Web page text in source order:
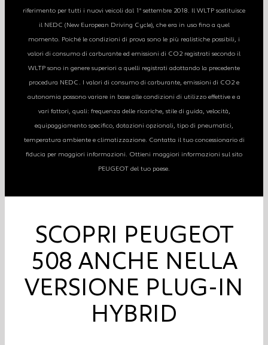
riferimento per tutti i nuovi veicoli dal 1° settembre 2018. Il WLTP sostituisce
il NEDC (New European Driving Cycle), che era in uso fino a quel
momento. Poiché le condizioni di prova sono le più realistiche possibili, i
valori di consumo di carburante ed emissioni di CO2 registrati secondo il
WLTP sono in genere superiori a quelli registrati adottando la precedente
procedura NEDC. I valori di consumo di carburante, emissioni di CO2 e
autonomia possono variare in base alle condizioni di utilizzo effettive e a
vari fattori, quali: frequenza delle ricariche, stile di guida, velocità,
equipaggiamento specifico, dotazioni opzionali, tipo di pneumatici,
temperatura ambiente e climatizzazione. Contatta il tuo concessionario di
fiducia per maggiori informazioni. Ottieni maggiori informazioni sul sito
PEUGEOT del tuo paese.
SCOPRI PEUGEOT
508 ANCHE NELLA
VERSIONE PLUG-IN
HYBRID